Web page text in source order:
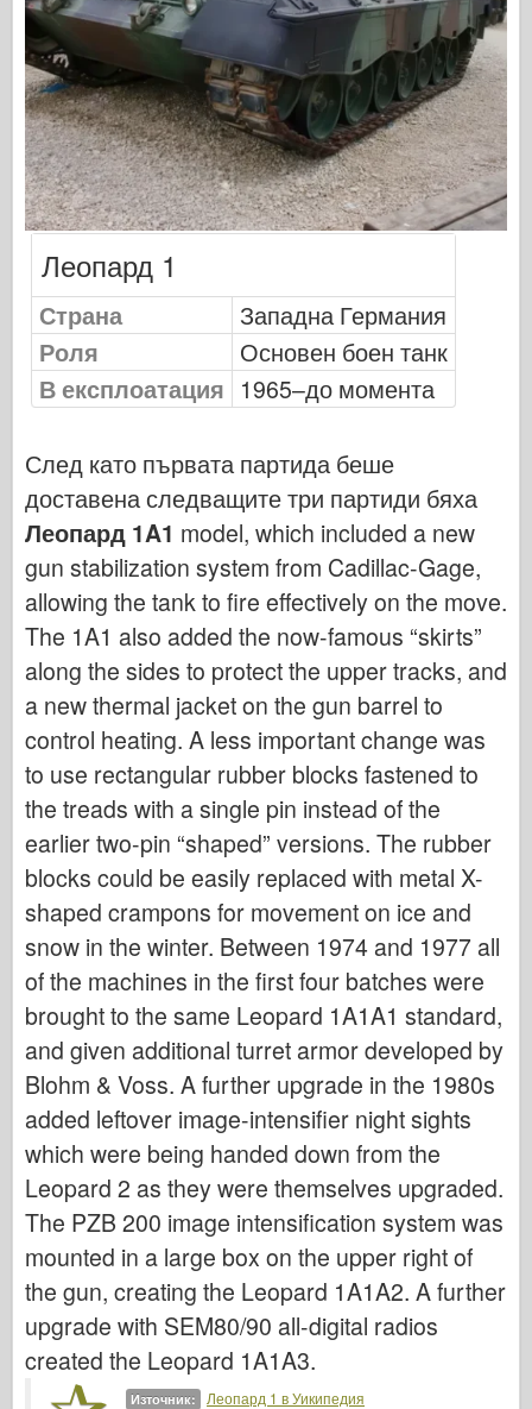
Сигнал за ескадрила
Танкова мощност
Камиони и танкове
Вафен-Арсенал
Уидавникдва милитария
Темето
Модели на асото
АФВ клуб
Airfix
Военновъздушни сили
Черно куче
Bronco
Кибер-хоби
Днепромодел
Дракон
Едуард
Модел на ЕТ
Фини форми
Сили на храбрия
ФриулМодел
Хасагава
Хелър
ХобиБос
Icm
Италиери
Легенда
Модел менг
Тамия
Tristar
Тромпетист
Звезда
Албуми-Снимки
Разходка около
Книги
Леопард 1
Страна
Западна Германия
Роля
Основен боен танк
В експлоатация 1965–до момента
След като първата партида беше
доставена следващите три партиди бяха
Леопард 1A1 model, which included a new
gun stabilization system from Cadillac-Gage,
allowing the tank to fire effectively on the move.
The 1A1 also added the now-famous “skirts”
along the sides to protect the upper tracks, and
a new thermal jacket on the gun barrel to
control heating. A less important change was
to use rectangular rubber blocks fastened to
the treads with a single pin instead of the
earlier two-pin “shaped” versions. The rubber
blocks could be easily replaced with metal X-
shaped crampons for movement on ice and
snow in the winter. Between 1974 and 1977 all
of the machines in the first four batches were
brought to the same Leopard 1A1A1 standard,
and given additional turret armor developed by
Blohm & Voss. A further upgrade in the 1980s
added leftover image-intensifier night sights
which were being handed down from the
Leopard 2 as they were themselves upgraded.
The PZB 200 image intensification system was
mounted in a large box on the upper right of
the gun, creating the Leopard 1A1A2. A further
upgrade with SEM80/90 all-digital radios
created the Leopard 1A1A3.
Източник: Леопард 1 в Уикипедия